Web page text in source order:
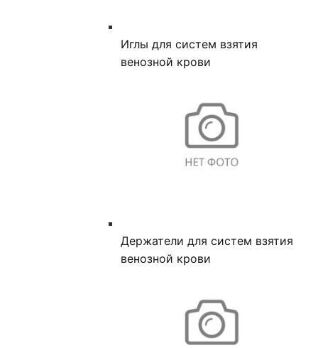
Иглы для систем взятия
венозной крови
Держатели для систем взятия
венозной крови